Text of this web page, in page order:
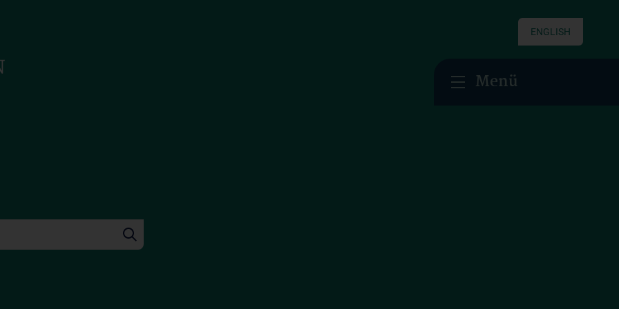
ENGLISH
Menü